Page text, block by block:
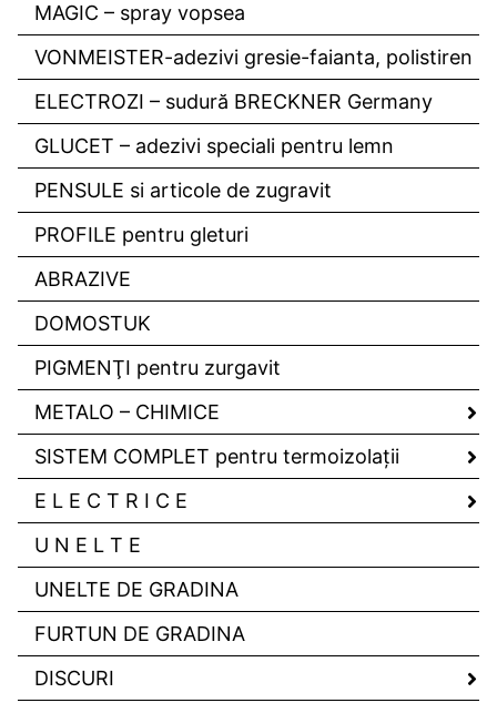
MAGIC – spray vopsea
VONMEISTER-adezivi gresie-faianta, polistiren
ELECTROZI – sudură BRECKNER Germany
GLUCET – adezivi speciali pentru lemn
PENSULE si articole de zugravit
PROFILE pentru gleturi
ABRAZIVE
DOMOSTUK
PIGMENŢI pentru zurgavit
METALO – CHIMICE
SISTEM COMPLET pentru termoizolaţii
E L E C T R I C E
U N E L T E
UNELTE DE GRADINA
FURTUN DE GRADINA
DISCURI